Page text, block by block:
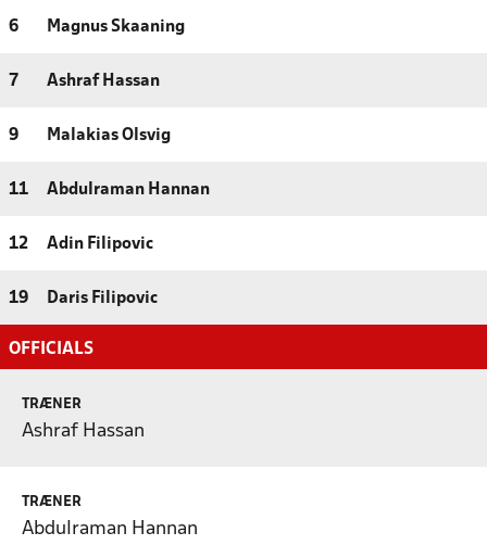
6 Magnus Skaaning
7 Ashraf Hassan
9 Malakias Olsvig
11 Abdulraman Hannan
12 Adin Filipovic
19 Daris Filipovic
OFFICIALS
TRÆNER
Ashraf Hassan
TRÆNER
Abdulraman Hannan